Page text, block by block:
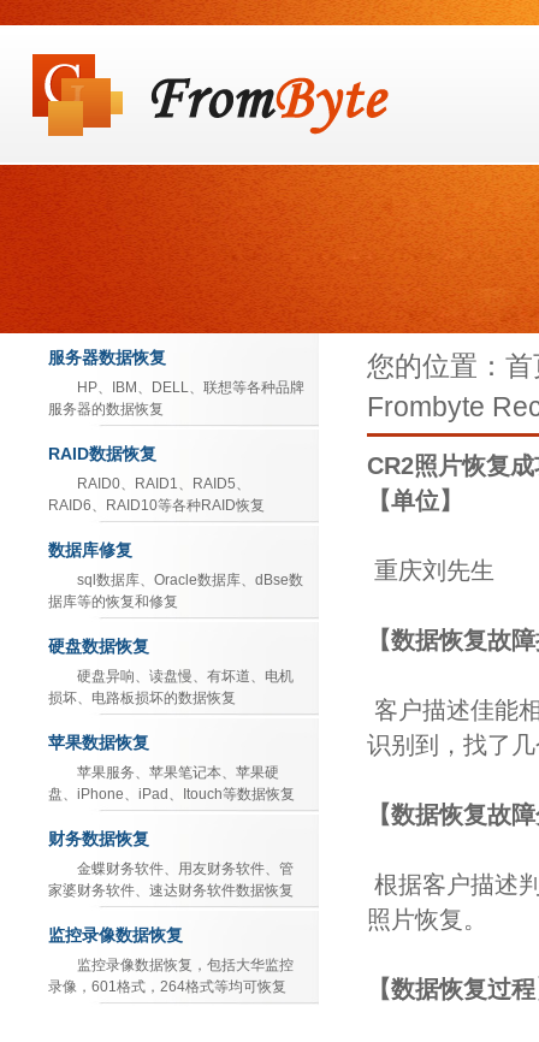
服务器数据恢复
HP、IBM、DELL、联想等各种品牌
服务器的数据恢复
RAID数据恢复
RAID0、RAID1、RAID5、
RAID6、RAID10等各种RAID恢复
数据库修复
sql数据库、Oracle数据库、dBse数
据库等的恢复和修复
硬盘数据恢复
硬盘异响、读盘慢、有坏道、电机
损坏、电路板损坏的数据恢复
苹果数据恢复
苹果服务、苹果笔记本、苹果硬
盘、iPhone、iPad、Itouch等数据恢复
财务数据恢复
金蝶财务软件、用友财务软件、管
家婆财务软件、速达财务软件数据恢复
监控录像数据恢复
监控录像数据恢复，包括大华监控
录像，601格式，264格式等均可恢复
您的位置：
Frombyte
CR2照片恢复
【单位】
重庆刘先生
【数据恢复故
客户描述佳能
识别到，找了
【数据恢复故
根据客户描述
照片恢复。
【数据恢复过